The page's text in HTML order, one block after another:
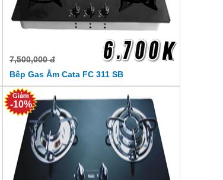
7,500,000 đ
Bếp Gas Âm Cata FC 311 SB
-10%